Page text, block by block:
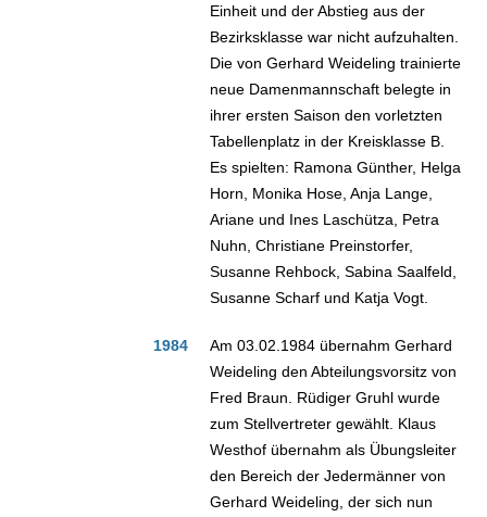
Einheit und der Abstieg aus der
Bezirksklasse war nicht aufzuhalten.
Die von Gerhard Weideling trainierte
neue Damenmannschaft belegte in
ihrer ersten Saison den vorletzten
Tabellenplatz in der Kreisklasse B.
Es spielten: Ramona Günther, Helga
Horn, Monika Hose, Anja Lange,
Ariane und Ines Laschütza, Petra
Nuhn, Christiane Preinstorfer,
Susanne Rehbock, Sabina Saalfeld,
Susanne Scharf und Katja Vogt.
1984
Am 03.02.1984 übernahm Gerhard
Weideling den Abteilungsvorsitz von
Fred Braun. Rüdiger Gruhl wurde
zum Stellvertreter gewählt. Klaus
Westhof übernahm als Übungsleiter
den Bereich der Jedermänner von
Gerhard Weideling, der sich nun